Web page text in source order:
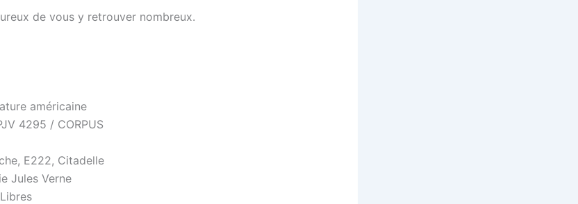
de vous y retrouver nombreux.
américaine
4295 / CORPUS
E222, Citadelle
Jules Verne